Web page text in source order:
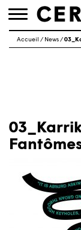
Toggle
Accueil / News/